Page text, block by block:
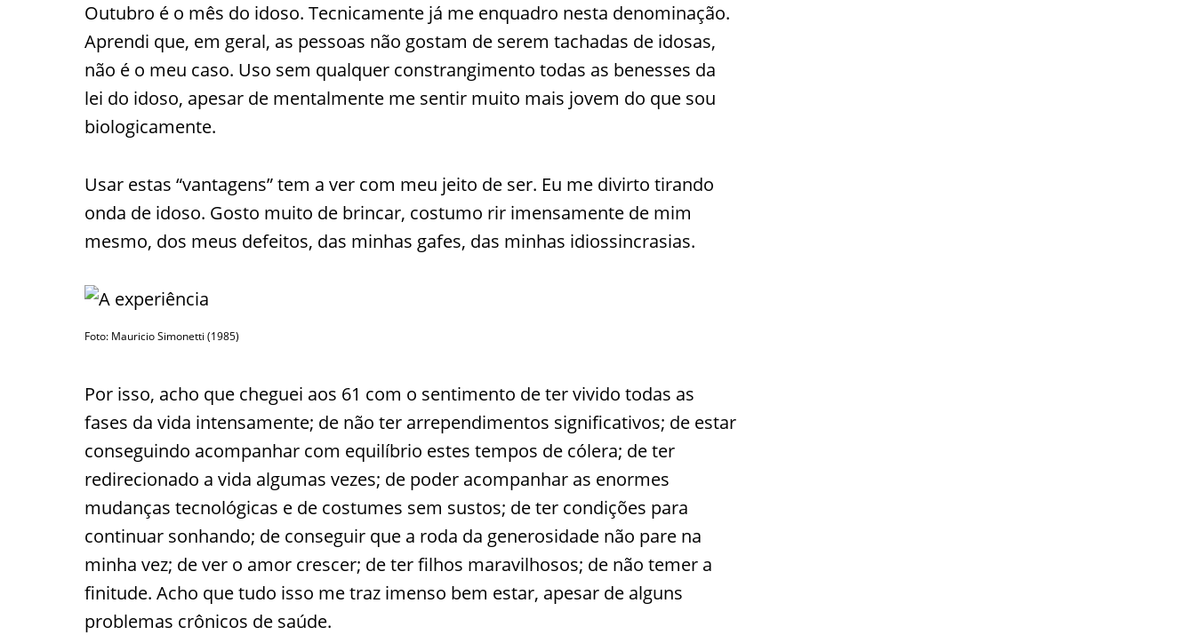
Outubro é o mês do idoso. Tecnicamente já me enquadro nesta denominação.
Aprendi que, em geral, as pessoas não gostam de serem tachadas de idosas,
não é o meu caso. Uso sem qualquer constrangimento todas as benesses da
lei do idoso, apesar de mentalmente me sentir muito mais jovem do que sou
biologicamente.
Usar estas “vantagens” tem a ver com meu jeito de ser. Eu me divirto tirando
onda de idoso. Gosto muito de brincar, costumo rir imensamente de mim
mesmo, dos meus defeitos, das minhas gafes, das minhas idiossincrasias.
Foto: Mauricio Simonetti (1985)
Por isso, acho que cheguei aos 61 com o sentimento de ter vivido todas as
fases da vida intensamente; de não ter arrependimentos significativos; de estar
conseguindo acompanhar com equilíbrio estes tempos de cólera; de ter
redirecionado a vida algumas vezes; de poder acompanhar as enormes
mudanças tecnológicas e de costumes sem sustos; de ter condições para
continuar sonhando; de conseguir que a roda da generosidade não pare na
minha vez; de ver o amor crescer; de ter filhos maravilhosos; de não temer a
finitude. Acho que tudo isso me traz imenso bem estar, apesar de alguns
problemas crônicos de saúde.